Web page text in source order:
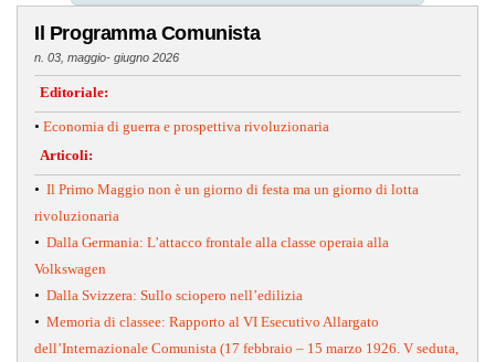
Il Programma Comunista
n. 03, maggio- giugno 2026
Editoriale:
• Economia di guerra e prospettiva rivoluzionaria
Articoli:
• Il Primo Maggio non è un giorno di festa ma un giorno di lotta
rivoluzionaria
• Dalla Germania: L’attacco frontale alla classe operaia alla
Volkswagen
• Dalla Svizzera: Sullo sciopero nell’edilizia
• Memoria di classee: Rapporto al VI Esecutivo Allargato
dell’Internazionale Comunista (17 febbraio – 15 marzo 1926. V seduta,